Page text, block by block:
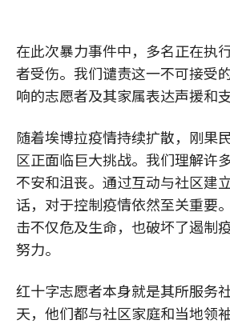
在此次暴力事件中，多名正在执
者受伤。我们谴责这一不可接受
响的志愿者及其家属表达声援和支
随着埃博拉疫情持续扩散，刚果
区正面临巨大挑战。我们理解许
不安和沮丧。通过互动与社区建
话，对于控制疫情依然至关重要
击不仅危及生命，也破坏了遏制
努力。
红十字志愿者本身就是其所服务
天，他们都与社区家庭和当地领